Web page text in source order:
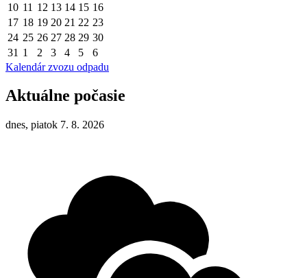
10 11 12 13 14 15 16
17 18 19 20 21 22 23
24 25 26 27 28 29 30
31 1 2 3 4 5
6
Kalendár zvozu odpadu
Aktuálne počasie
dnes, piatok 7. 8. 2026